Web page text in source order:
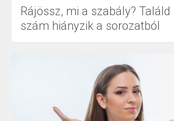
Rájössz, mi a szabály? Találd
szám hiányzik a sorozatból